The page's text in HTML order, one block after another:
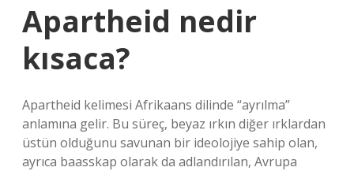
Apartheid nedir
kısaca?
Apartheid kelimesi Afrikaans dilinde “ayrılma”
anlamına gelir. Bu süreç, beyaz ırkın diğer ırklardan
üstün olduğunu savunan bir ideolojiye sahip olan,
ayrıca baasskap olarak da adlandırılan, Avrupa